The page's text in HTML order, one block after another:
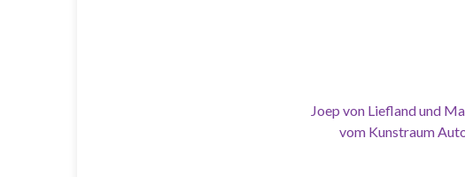
Joep von Liefland und
vom Kunstraum